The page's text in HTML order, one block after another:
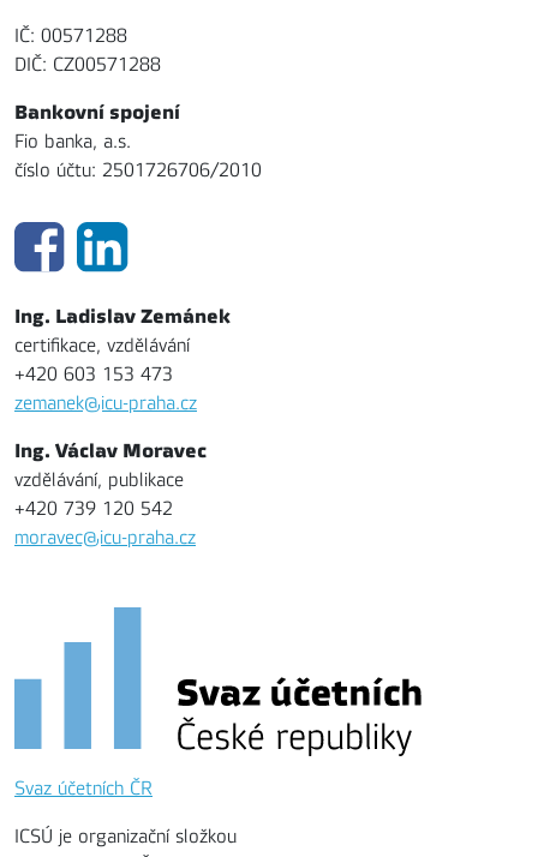
IČ: 00571288
DIČ: CZ00571288
Bankovní spojení
Fio banka, a.s.
číslo účtu: 2501726706/2010
Ing. Ladislav Zemánek
certifikace, vzdělávání
+420 603 153 473
zemanek@icu-praha.cz
Ing. Václav Moravec
vzdělávání, publikace
+420 739 120 542
moravec@icu-praha.cz
Svaz účetních ČR
ICSÚ je organizační složkou